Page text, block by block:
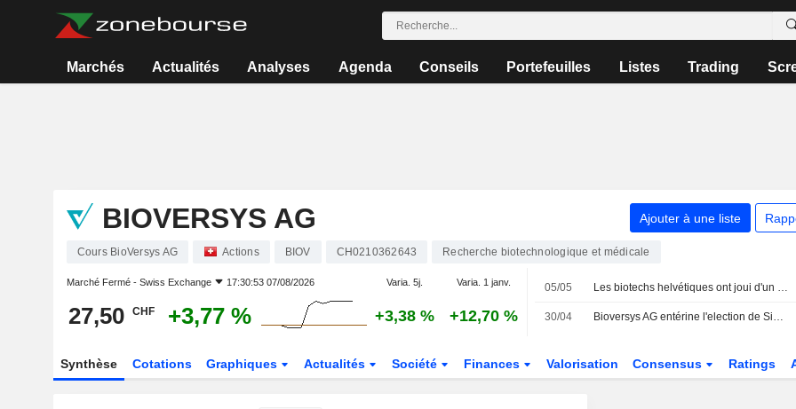
Marchés Actualités Analyses Agenda Conseils Portefeuilles Listes Trading
BIOVERSYS AG Ajouter à une liste
Cours BioVersys AG Actions BIOV CH0210362643 Recherche biotechnologique et médicale
Marché Fermé - Swiss Exchange 17:30:53 07/08/2026 Varia. 5j. Varia. 1 janv.
27,50 CHF +3,77 % +3,38 % +12,70 %
05/05 Les biotechs helvétiques ont joui d'un regain d'intérêt l'an dernier
30/04 Bioversys AG entérine l'election de Simona Skerjanec au sein de son conseil d'administration
Synthèse Cotations Graphiques Actualités Société Finances Valorisation Consensus Ratings